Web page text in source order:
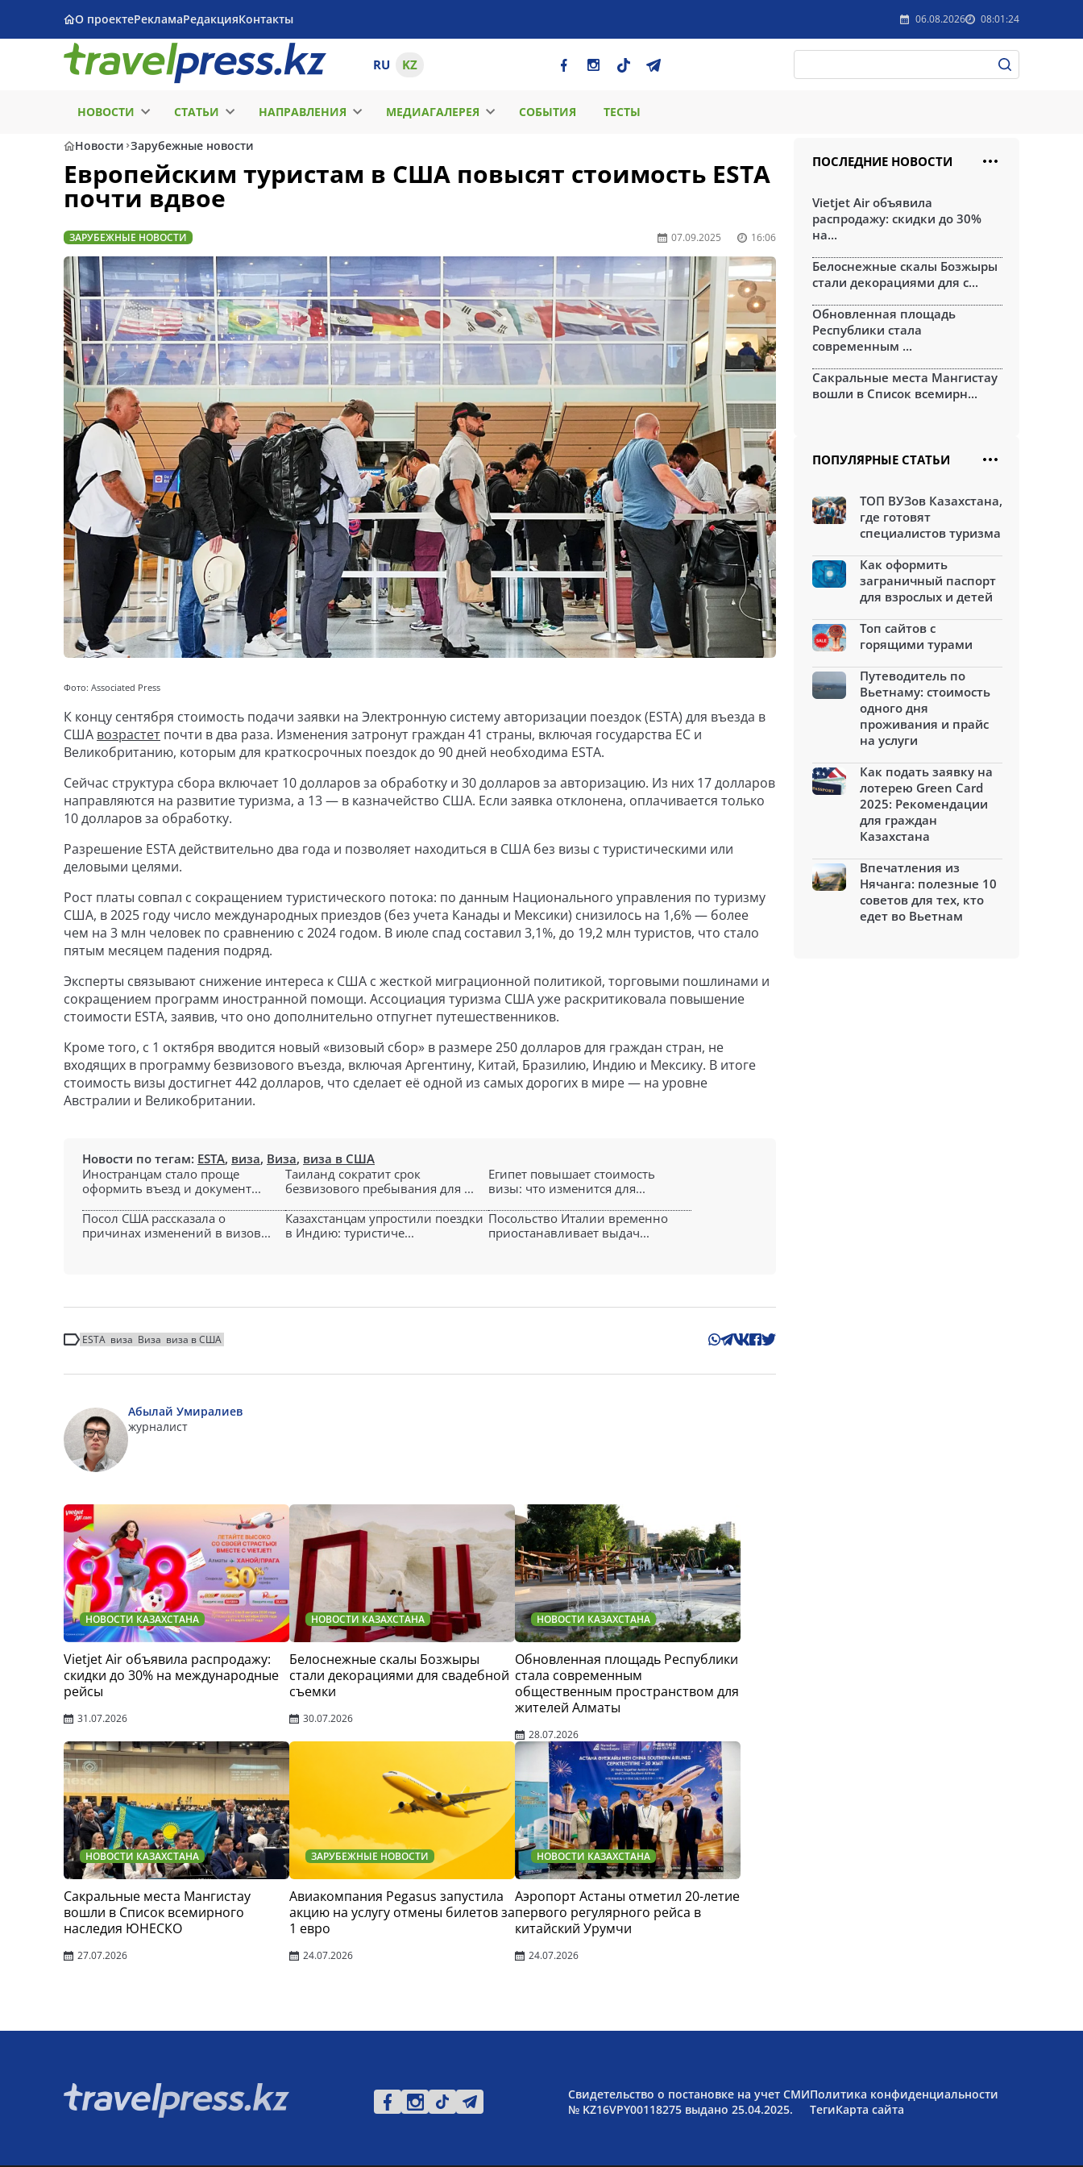
О проектеРекламаРедакцияКонтакты 06.08.2026 08:01:24
RU KZ
НОВОСТИ СТАТЬИ НАПРАВЛЕНИЯ МЕДИАГАЛЕРЕЯ СОБЫТИЯ ТЕСТЫ
Новости Зарубежные новости
Европейским туристам в США повысят стоимость ESTA
почти вдвое
ЗАРУБЕЖНЫЕ НОВОСТИ 07.09.2025 16:06
Фото: Associated Press
К концу сентября стоимость подачи заявки на Электронную систему авторизации поездок (ESTA) для въезда в
США возрастет почти в два раза. Изменения затронут граждан 41 страны, включая государства ЕС и
Великобританию, которым для краткосрочных поездок до 90 дней необходима ESTA.
Сейчас структура сбора включает 10 долларов за обработку и 30 долларов за авторизацию. Из них 17 долларов
направляются на развитие туризма, а 13 — в казначейство США. Если заявка отклонена, оплачивается только
10 долларов за обработку.
Разрешение ESTA действительно два года и позволяет находиться в США без визы с туристическими или
деловыми целями.
Рост платы совпал с сокращением туристического потока: по данным Национального управления по туризму
США, в 2025 году число международных приездов (без учета Канады и Мексики) снизилось на 1,6% — более
чем на 3 млн человек по сравнению с 2024 годом. В июле спад составил 3,1%, до 19,2 млн туристов, что стало
пятым месяцем падения подряд.
Эксперты связывают снижение интереса к США с жесткой миграционной политикой, торговыми пошлинами и
сокращением программ иностранной помощи. Ассоциация туризма США уже раскритиковала повышение
стоимости ESTA, заявив, что оно дополнительно отпугнет путешественников.
Кроме того, с 1 октября вводится новый «визовый сбор» в размере 250 долларов для граждан стран, не
входящих в программу безвизового въезда, включая Аргентину, Китай, Бразилию, Индию и Мексику. В итоге
стоимость визы достигнет 442 долларов, что сделает её одной из самых дорогих в мире — на уровне
Австралии и Великобритании.
Новости по тегам: ESTA, виза, Виза, виза в США
Иностранцам стало проще
оформить въезд и документ...
Таиланд сократит срок
безвизового пребывания для ...
Египет повышает стоимость
визы: что изменится для...
Посол США рассказала о
причинах изменений в визов...
Казахстанцам упростили поездки
в Индию: туристиче...
Посольство Италии временно
приостанавливает выдач...
ESTA виза Виза виза в США
Абылай Умиралиев
журналист
НОВОСТИ КАЗАХСТАНА
Vietjet Air объявила распродажу:
скидки до 30% на международные
рейсы
31.07.2026
НОВОСТИ КАЗАХСТАНА
Белоснежные скалы Бозжыры
стали декорациями для свадебной
съемки
30.07.2026
НОВОСТИ КАЗАХСТАНА
Обновленная площадь Республики
стала современным
общественным пространством для
жителей Алматы
28.07.2026
НОВОСТИ КАЗАХСТАНА
Сакральные места Мангистау
вошли в Список всемирного
наследия ЮНЕСКО
27.07.2026
ЗАРУБЕЖНЫЕ НОВОСТИ
Авиакомпания Pegasus запустила
акцию на услугу отмены билетов за
1 евро
24.07.2026
НОВОСТИ КАЗАХСТАНА
Аэропорт Астаны отметил 20-летие
первого регулярного рейса в
китайский Урумчи
24.07.2026
ПОСЛЕДНИЕ НОВОСТИ
Vietjet Air объявила
распродажу: скидки до 30%
на...
Белоснежные скалы Бозжыры
стали декорациями для с...
Обновленная площадь
Республики стала
современным ...
Сакральные места Мангистау
вошли в Список всемирн...
ПОПУЛЯРНЫЕ СТАТЬИ
ТОП ВУЗов Казахстана,
где готовят
специалистов туризма
Как оформить
заграничный паспорт
для взрослых и детей
Топ сайтов с
горящими турами
Путеводитель по
Вьетнаму: стоимость
одного дня
проживания и прайс
на услуги
Как подать заявку на
лотерею Green Card
2025: Рекомендации
для граждан
Казахстана
Впечатления из
Нячанга: полезные 10
советов для тех, кто
едет во Вьетнам
Свидетельство о постановке на учет СМИ
№ KZ16VPY00118275 выдано 25.04.2025.
Политика конфиденциальности
ТегиКарта сайта